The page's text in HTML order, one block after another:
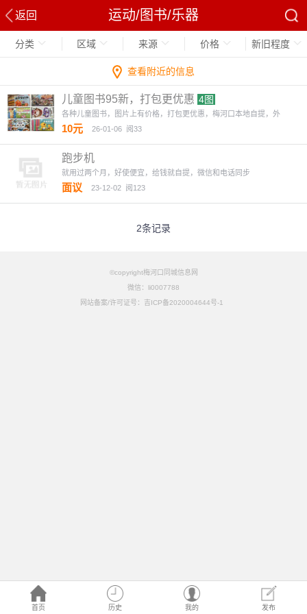
返回 运动/图书/乐器
首页 历史 我的 发布
分类 区域 来源 价格 新旧程度
查看附近的信息
儿童图书95新，打包更优惠 4图
各种儿童图书，图片上有价格，打包更优惠，梅河口本地自提，外
10元 26-01-06 阅33
跑步机
就用过两个月，好使便宜，给钱就自提，微信和电话同步
面议 23-12-02 阅123
2条记录
©copyright梅河口同城信息网
微信：li0007788
网站备案/许可证号：吉ICP备2020004644号-1